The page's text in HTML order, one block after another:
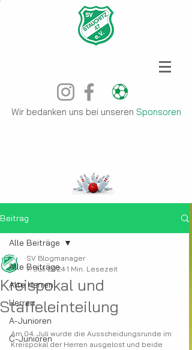
Wir bedanken uns bei unseren Sponsoren
Beitrag
Alle Beiträge
Alte Herren
Herren
A-Junioren
C-Junioren
Alle Beiträge
Kreispokal und
Staffeleinteilung
SV Blogmanager
7. Juli 2024 1 Min. Lesezeit
Am 04. Juli wurde die Ausscheidungsrunde im
Kreispokal der Herren ausgelost und beide